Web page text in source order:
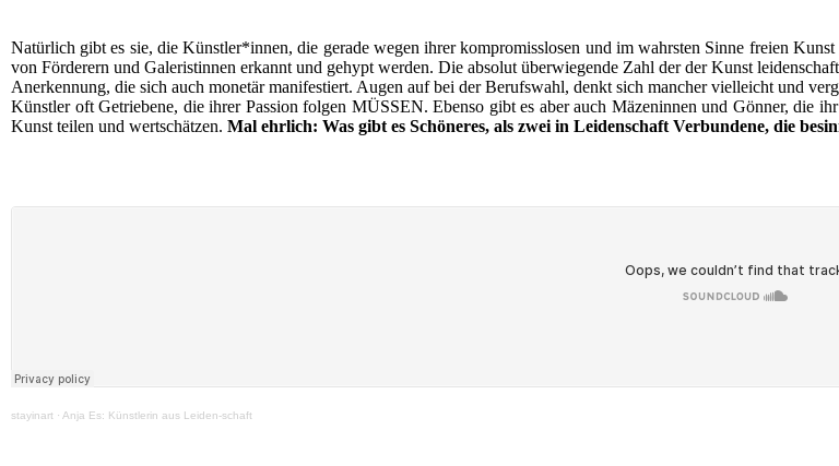
Natür­lich gibt es sie, die Künstler*innen, die gera­de wegen ihrer kom­pro­miss­lo­sen und im wahrs­ten Sin­ne frei­en
von För­de­rern und Gale­ris­tin­nen erkannt und gehypt wer­den. Die abso­lut über­wie­gen­de Zahl der der Kunst
Aner­ken­nung, die sich auch mone­tär mani­fes­tiert. Augen auf bei der Berufs­wahl, denkt sich man­cher viel­leicht und
Künst­ler oft Getrie­be­ne, die ihrer Pas­si­on fol­gen MÜSSEN. Eben­so gibt es aber auch Mäze­n­in­nen und Gön­ner, die
Kunst tei­len und wert­schät­zen. Mal ehr­lich: Was gibt es Schö­ne­res, als zwei in Lei­den­schaft Ver­bun­de­ne, die
stay­in­art · Anja Es: Künst­le­rin aus Leiden-schaft